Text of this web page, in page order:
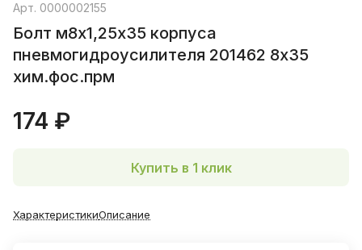
Арт. 0000002155
Болт м8х1,25х35 корпуса
пневмогидроусилителя 201462 8х35
хим.фос.прм
174 ₽
Купить в 1 клик
ХарактеристикиОписание